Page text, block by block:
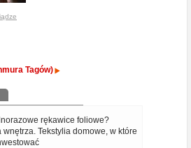
Tagów)
rękawice foliowe?
Tekstylia domowe, w które